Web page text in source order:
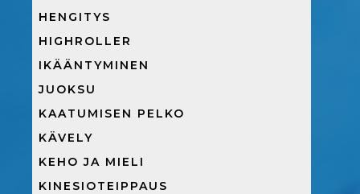
HENGITYS
HIGHROLLER
IKÄÄNTYMINEN
JUOKSU
KAATUMISEN PELKO
KÄVELY
KEHO JA MIELI
KINESIOTEIPPAUS